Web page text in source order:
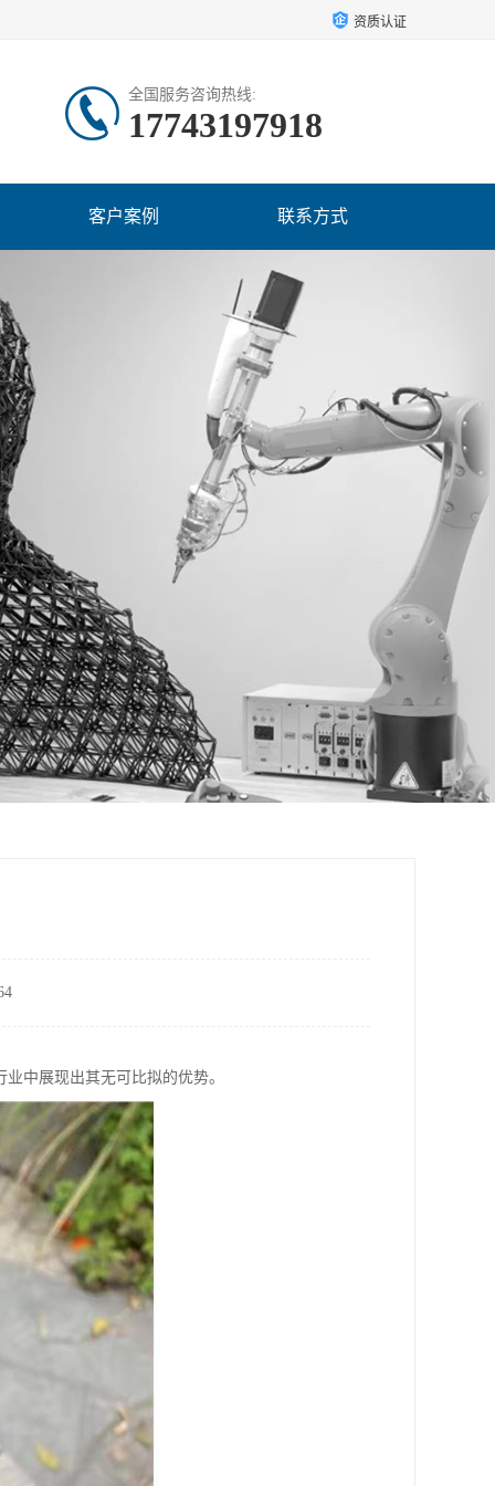
资质认证
全国服务咨询热线:
17743197918
客户案例 联系方式
中展现出其无可比拟的优势。